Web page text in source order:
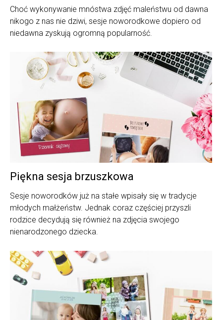
Choć wykonywanie mnóstwa zdjęć maleństwu od dawna
nikogo z nas nie dziwi, sesje noworodkowe dopiero od
niedawna zyskują ogromną popularność.
Piękna sesja brzuszkowa
Sesje noworodków już na stałe wpisały się w tradycje
młodych małżeństw. Jednak coraz częściej przyszli
rodzice decydują się również na zdjęcia swojego
nienarodzonego dziecka.